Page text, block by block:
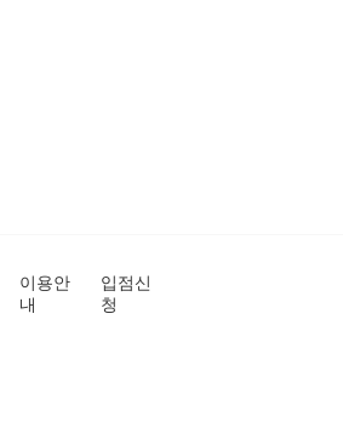
이용안
내
입점신
청